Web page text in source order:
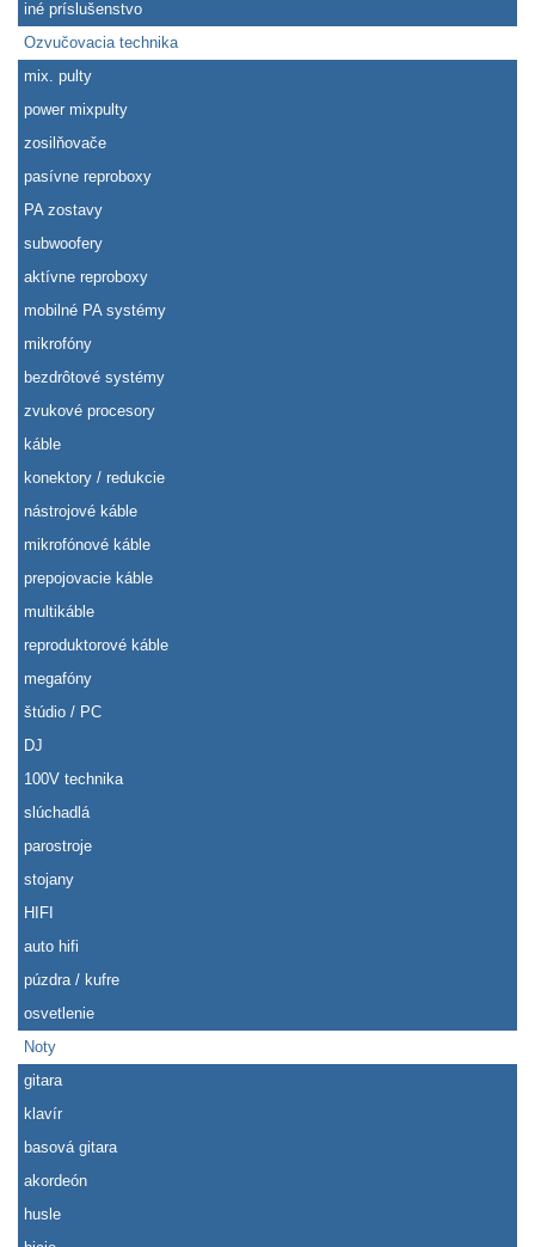
iné príslušenstvo
Ozvučovacia technika
mix. pulty
power mixpulty
zosilňovače
pasívne reproboxy
PA zostavy
subwoofery
aktívne reproboxy
mobilné PA systémy
mikrofóny
bezdrôtové systémy
zvukové procesory
káble
konektory / redukcie
nástrojové káble
mikrofónové káble
prepojovacie káble
multikáble
reproduktorové káble
megafóny
štúdio / PC
DJ
100V technika
slúchadlá
parostroje
stojany
HIFI
auto hifi
púzdra / kufre
osvetlenie
Noty
gitara
klavír
basová gitara
akordeón
husle